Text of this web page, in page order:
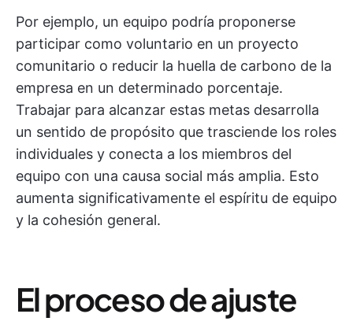
Por ejemplo, un equipo podría proponerse
participar como voluntario en un proyecto
comunitario o reducir la huella de carbono de la
empresa en un determinado porcentaje.
Trabajar para alcanzar estas metas desarrolla
un sentido de propósito que trasciende los roles
individuales y conecta a los miembros del
equipo con una causa social más amplia. Esto
aumenta significativamente el espíritu de equipo
y la cohesión general.
El proceso de ajuste